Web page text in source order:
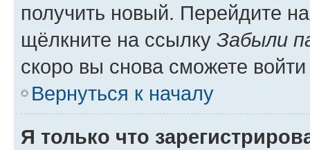
получить новый. Перейдите
щёлкните на ссылку Забыли
скоро вы снова сможете
Вернуться к началу
Я только что